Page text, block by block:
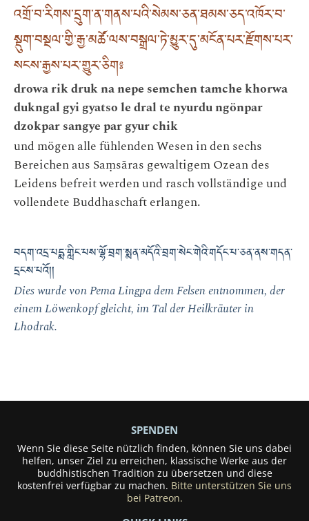
འགྲོ་བ་རིགས་དྲུག་ན་གནས་པའི་སེམས་ཅན་ཐམས་ཅད་འཁོར་བ་
སྡུག་བསྔལ་གྱི་རྒྱ་མཚོ་ལས་བསྒྲལ་ཏེ་མྱུར་དུ་མངོན་པར་རྫོགས་པར་
སངས་རྒྱས་པར་གྱུར་ཅིག༔
drowa rik druk na nepe semchen tamche khorwa
dukngal gyi gyatso le dral te nyurdu ngönpar
dzokpar sangye par gyur chik
und mögen alle fühlenden Wesen in den sechs
Bereichen aus Saṃsāras gewaltigem Ozean des
Leidens befreit werden und rasch vollständige und
vollendete Buddhaschaft erlangen.
བདག་འདྲ་པདྨ་གླིང་པས་ལྷོ་བྲག་སྨན་མདོའི་བྲག་སེང་གེའི་གདོང་པ་ཅན་ནས་གདན་
དྲངས་པའོ། །
Dies wurde von Pema Lingpa dem Felsen entnommen, der
einem Löwenkopf gleicht, im Tal der Heilkräuter in
Lhodrak.
SPENDEN
Wenn Sie diese Seite nützlich finden, können Sie uns dabei
helfen, unser Ziel zu erreichen, klassische Werke aus der
buddhistischen Tradition zu übersetzen und diese
kostenfrei verfügbar zu machen. Bitte unterstützen Sie uns
bei Patreon.